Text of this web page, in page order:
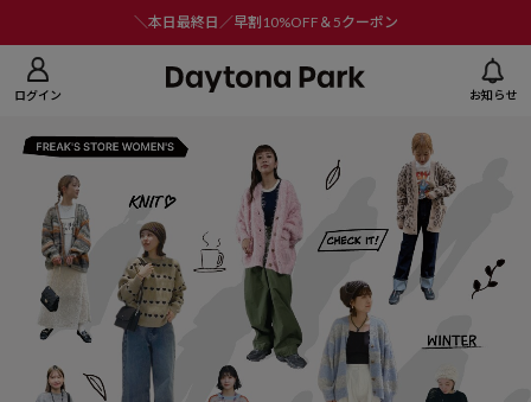
＼本日最終日／早割10%OFF＆5クーポン
ログイン お知らせ